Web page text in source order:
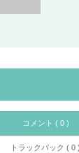
コメント ( 0 )
トラックバック ( 0 )